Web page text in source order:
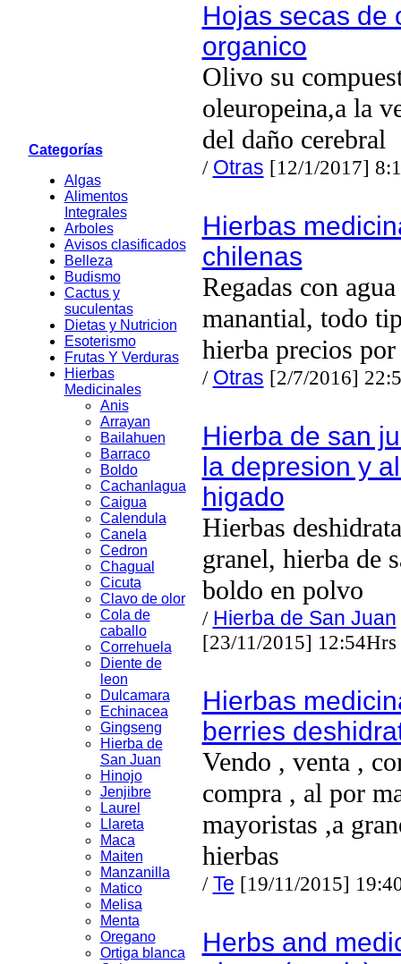
Categorías
Algas
Alimentos
Integrales
Arboles
Avisos clasificados
Belleza
Budismo
Cactus y
suculentas
Dietas y Nutricion
Esoterismo
Frutas Y Verduras
Hierbas
Medicinales
Anis
Arrayan
Bailahuen
Barraco
Boldo
Cachanlagua
Caigua
Calendula
Canela
Cedron
Chagual
Cicuta
Clavo de olor
Cola de
caballo
Correhuela
Diente de
leon
Dulcamara
Echinacea
Gingseng
Hierba de
San Juan
Hinojo
Jenjibre
Laurel
Llareta
Maca
Maiten
Manzanilla
Matico
Melisa
Menta
Oregano
Ortiga blanca
Hojas secas de
organico
Olivo su
oleuropeina,a la
del daño cerebral
/ Otras [12/1/2017]
Hierbas
chilenas
Regadas con
manantial, todo
hierba precios
/ Otras [2/7/2016]
Hierba de san
la depresion y
higado
Hierbas
granel, hierba de
boldo en polvo
/ Hierba de San Juan
[23/11/2015] 12:54Hrs
Hierbas
berries
Vendo , venta ,
compra , al por
mayoristas ,a
hierbas
/Te [19/11/2015]
Herbs and